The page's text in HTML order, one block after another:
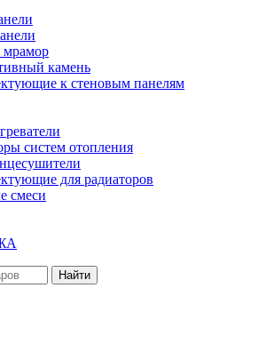
мрамор
камень
к стеновым панелям
систем отопления
для радиаторов
смеси
Найти